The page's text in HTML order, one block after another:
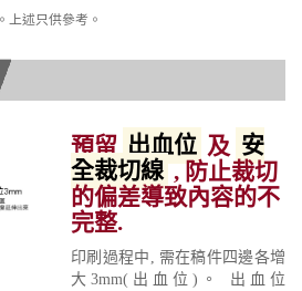
上述只供參考。
預留 出血位 及 安
全裁切線, 防止裁切
的偏差導致內容的不
完整.
印刷過程中, 需在稿件四邊各增
大3mm(出血位)。 出血位